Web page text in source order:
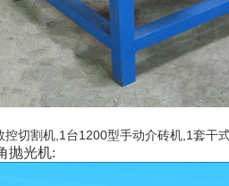
切割机,1台1200型手动介砖机,1套干
抛光机: